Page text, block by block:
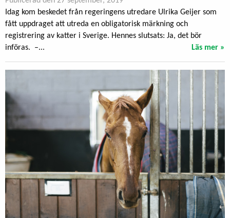
Idag kom beskedet från regeringens utredare Ulrika Geijer som
fått uppdraget att utreda en obligatorisk märkning och
registrering av katter i Sverige. Hennes slutsats: Ja, det bör
införas. –...
Läs mer »